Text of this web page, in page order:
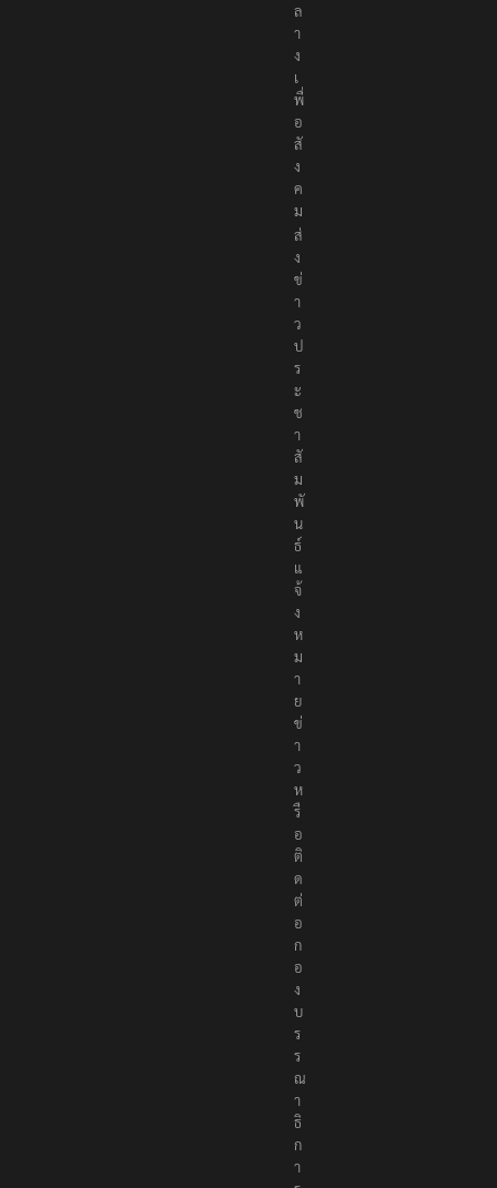
ล
า
ง
เ
พื่
อ
สั
ง
ค
ม
ส่
ง
ข่
า
ว
ป
ร
ะ
ช
า
สั
ม
พั
น
ธ์
แ
จ้
ง
ห
ม
า
ย
ข่
า
ว
ห
รื
อ
ติ
ด
ต่
อ
ก
อ
ง
บ
ร
ร
ณ
า
ธิ
ก
า